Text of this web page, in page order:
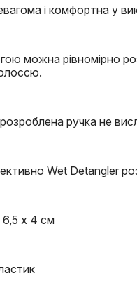
і комфортна у
можна рівномірно
ручка не
Wet Detangler
6,5 х 4 см